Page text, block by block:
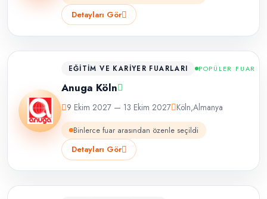
Detayları Gör
EĞITIM VE KARIYER FUARLARI POPÜLER FUAR
Anuga Köln
9 Ekim 2027 — 13 Ekim 2027 Köln,Almanya
Binlerce fuar arasından özenle seçildi
Detayları Gör